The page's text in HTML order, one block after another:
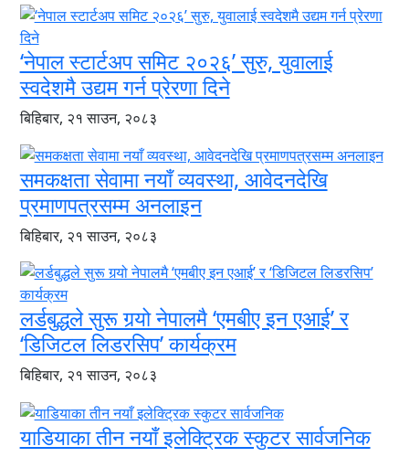
‘नेपाल स्टार्टअप समिट २०२६’ सुरु, युवालाई
स्वदेशमै उद्यम गर्न प्रेरणा दिने
बिहिबार, २१ साउन, २०८३
समकक्षता सेवामा नयाँ व्यवस्था, आवेदनदेखि
प्रमाणपत्रसम्म अनलाइन
बिहिबार, २१ साउन, २०८३
लर्डबुद्धले सुरू गर्‍यो नेपालमै ‘एमबीए इन एआई’ र
‘डिजिटल लिडरसिप’ कार्यक्रम
बिहिबार, २१ साउन, २०८३
याडियाका तीन नयाँ इलेक्ट्रिक स्कुटर सार्वजनिक